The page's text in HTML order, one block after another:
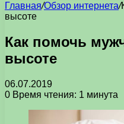
Главная/Обзор интернета/
высоте
Как помочь
высоте
06.07.2019
0 Время чтения: 1 минута